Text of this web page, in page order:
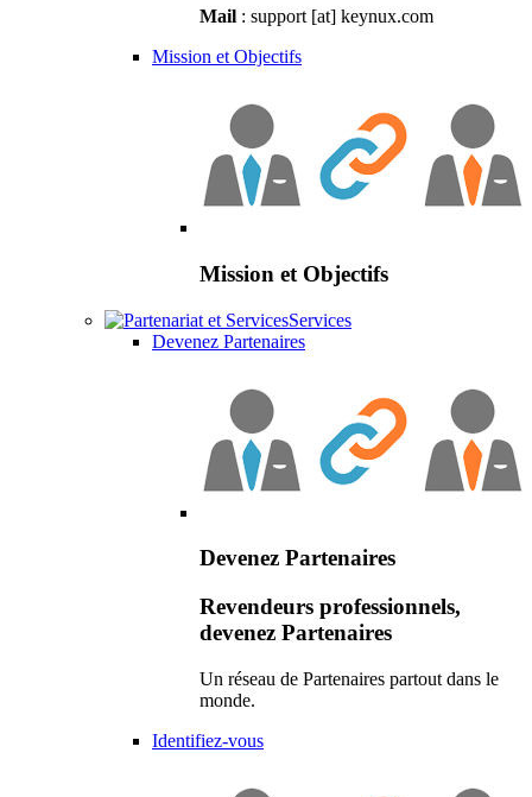
Mail : support [at] keynux.com
Mission et Objectifs
Mission et Objectifs
Services
Devenez Partenaires
Devenez Partenaires
Revendeurs professionnels,
devenez Partenaires
Un réseau de Partenaires partout dans le
monde.
Identifiez-vous